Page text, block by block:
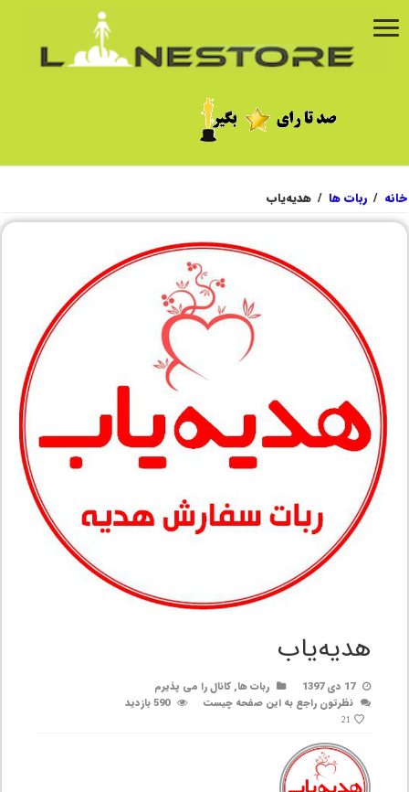
خانه / ربات ها / هدیه‌یاب
هدیه‌یاب
17 دی 1397 ربات ها,کانال را می پذیرم
نظرتون راجع به این صفحه چیست
590 بازدید
21